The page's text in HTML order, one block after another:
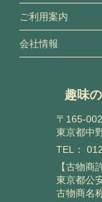
ご利用案内
会社情報
趣味
〒165-
東京都中
TEL：
【古物商
東京都公
古物商名